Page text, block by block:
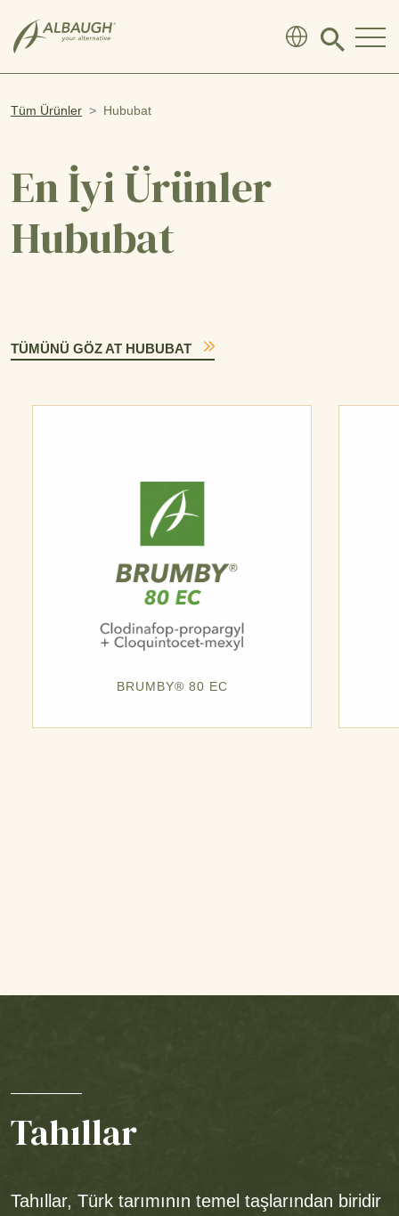
Click
search
Tüm Ürünler Hububat
En İyi Ürünler
Hububat
TÜMÜNÜ GÖZ AT HUBUBAT
BRUMBY® 80 EC
Tahıllar
Tahıllar, Türk tarımının temel taşlarından biridir